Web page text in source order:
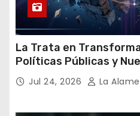
La Trata en
Políticas Públicas y
Argentina y el Mundo –
Jul 24, 2026 La